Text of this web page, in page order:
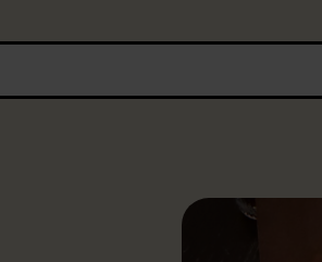
T'es un vrai
Connecte-toipour POUTZ ta
Noter une poutine!